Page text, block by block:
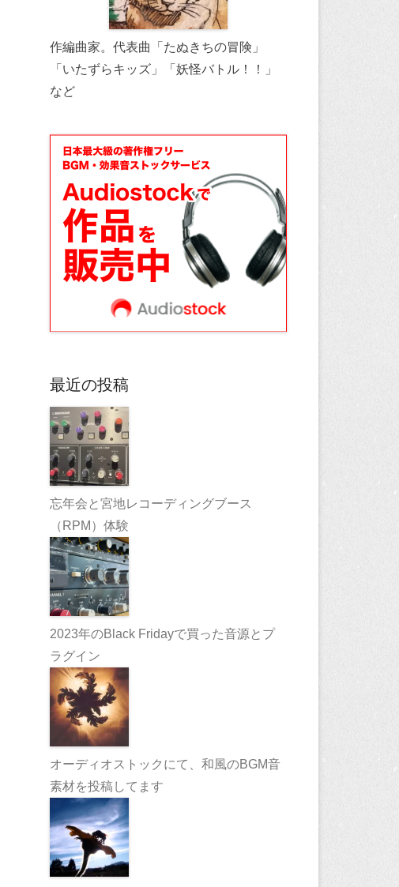
作編曲家。代表曲「たぬきちの冒険」
「いたずらキッズ」「妖怪バトル！！」
など
最近の投稿
忘年会と宮地レコーディングブース
（RPM）体験
2023年のBlack Fridayで買った音源とプ
ラグイン
オーディオストックにて、和風のBGM音
素材を投稿してます